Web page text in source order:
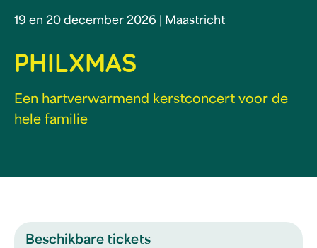
PHILXMAS
19 en 20 december 2026 | Maastricht
Een hartverwarmend kerstconcert voor de
hele familie
Beschikbare tickets